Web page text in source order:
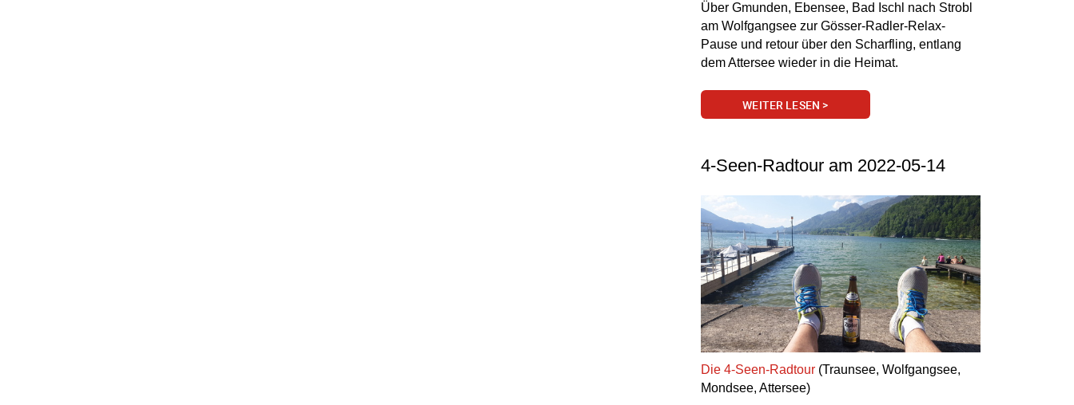
Über Gmunden, Ebensee, Bad Ischl nach Strobl
am Wolfgangsee zur Gösser-Radler-Relax-
Pause und retour über den Scharfling, entlang
dem Attersee wieder in die Heimat.
WEITER LESEN >
4-Seen-Radtour am 2022-05-14
Die 4-Seen-Radtour (Traunsee, Wolfgangsee,
Mondsee, Attersee)